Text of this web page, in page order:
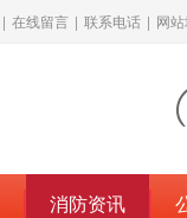
| 在线留言 | 联系电话 | 网
消防资讯